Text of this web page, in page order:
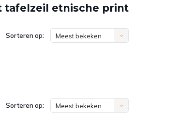
tafelzeil etnische print
Sorteren op: Meest bekeken
Sorteren op: Meest bekeken